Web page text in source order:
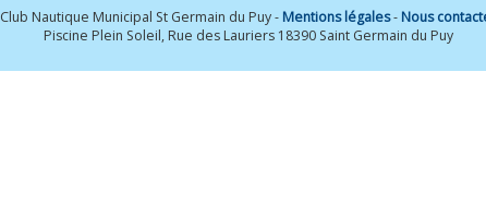
Club Nautique Municipal St Germain du Puy - Mentions légales- Nous
Piscine Plein Soleil, Rue des Lauriers 18390 Saint Germain du Puy